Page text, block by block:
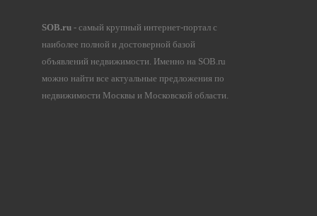
SOB.ru- самый крупный интернет-портал с
наиболее полной и достоверной базой
объявлений недвижимости. Именно на SOB.ru
можно найти все актуальные предложения по
недвижимости Москвы и Московской области.